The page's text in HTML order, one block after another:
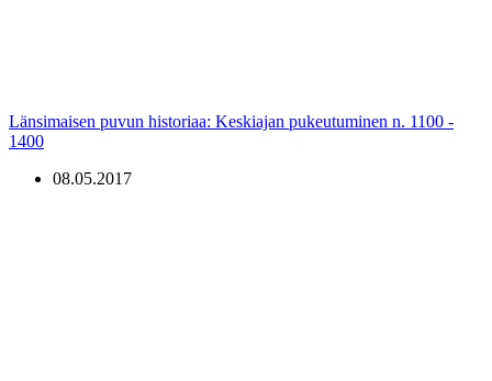
Länsimaisen puvun historiaa: Keskiajan pukeutuminen n. 1100 -
1400
08.05.2017